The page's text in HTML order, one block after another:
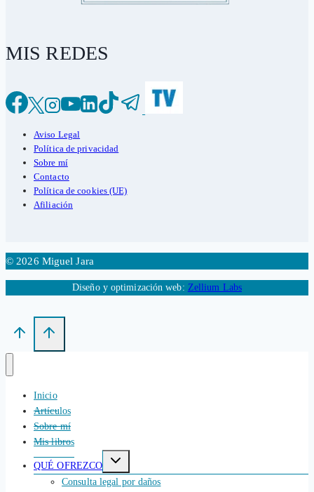
MIS REDES
Aviso Legal
Política de privacidad
Sobre mí
Contacto
Política de cookies (UE)
Afiliación
© 2026 Miguel Jara
Diseño y optimización web: Zellium Labs
Inicio
Artículos
Sobre mí
Mis libros
QUÉ OFREZCO
Alternar
hijo
Consulta legal por daños